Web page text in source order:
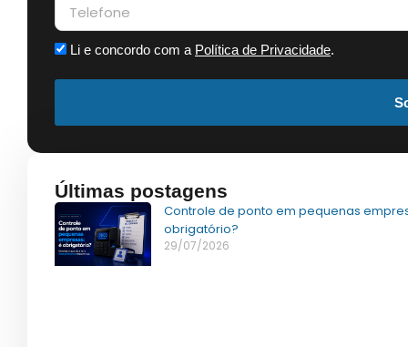
Li e concordo com a Política de Privacidade.
Últimas postagens
Controle de ponto em pequenas
obrigatório?
29/07/2026